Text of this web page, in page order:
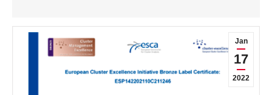
Jan
17
2022